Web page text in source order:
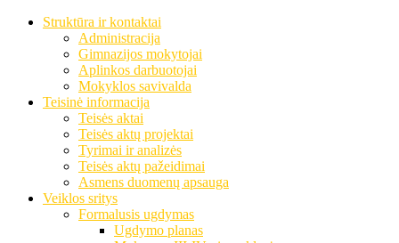
Struktūra ir kontaktai
Administracija
Gimnazijos mokytojai
Aplinkos darbuotojai
Mokyklos savivalda
Teisinė informacija
Teisės aktai
Teisės aktų projektai
Tyrimai ir analizės
Teisės aktų pažeidimai
Asmens duomenų apsauga
Veiklos sritys
Formalusis ugdymas
Ugdymo planas